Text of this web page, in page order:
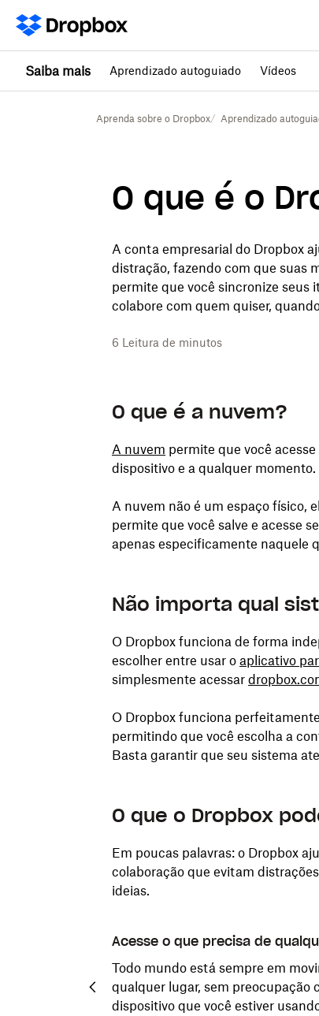
Saiba mais Aprendizado autoguiado Vídeos
Aprenda sobre o Dropbox Aprendizado
O que é o
A conta empresarial do Dropbox
distração, fazendo com que suas
permite que você sincronize seus
colabore com quem quiser,
6 Leitura de minutos
O que é a nuvem?
A nuvem permite que você
dispositivo e a qualquer momento.
A nuvem não é um espaço físico,
permite que você salve e acesse
apenas especificamente naquele
Não importa qual
O Dropbox funciona de forma
escolher entre usar o aplicativo
simplesmente acessar
O Dropbox funciona
permitindo que você escolha a
Basta garantir que seu sistema
O que o Dropbox
Em poucas palavras: o Dropbox
colaboração que evitam
ideias.
pode acessar
Acesse o que precisa de
Todo mundo está sempre em
qualquer lugar, sem preocupação
dispositivo que você estiver